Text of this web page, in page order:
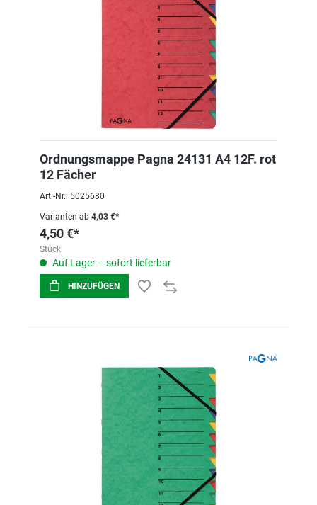
Ordnungsmappe Pagna 24131 A4 12F. rot
12 Fächer
Art.-Nr.: 5025680
Varianten ab 4,03 €*
4,50 €*
Stück
Auf Lager – sofort lieferbar
HINZUFÜGEN